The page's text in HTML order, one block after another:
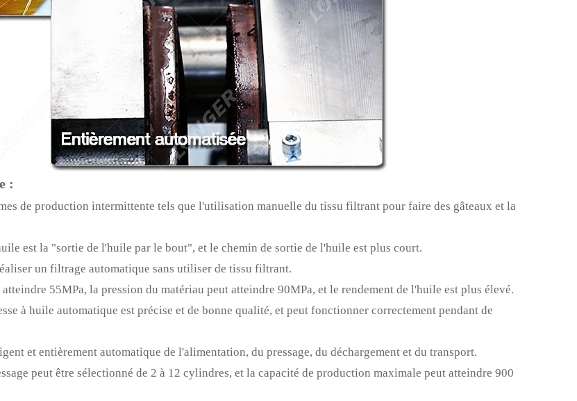
:
de production intermittente tels que l'utilisation manuelle du tissu filtrant pour faire des gâteaux et la
est la "sortie de l'huile par le bout", et le chemin de sortie de l'huile est plus court.
un filtrage automatique sans utiliser de tissu filtrant.
55MPa, la pression du matériau peut atteindre 90MPa, et le rendement de l'huile est plus élevé.
à huile automatique est précise et de bonne qualité, et peut fonctionner correctement pendant de
et entièrement automatique de l'alimentation, du pressage, du déchargement et du transport.
peut être sélectionné de 2 à 12 cylindres, et la capacité de production maximale peut atteindre 900